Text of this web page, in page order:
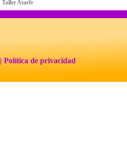
Taller Atarfe
| Política de privacidad